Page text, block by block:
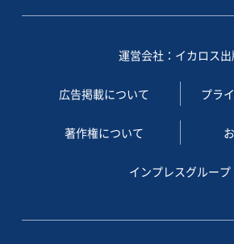
運営会社：イカロス
広告掲載について プラ
著作権について
インプレスグループ